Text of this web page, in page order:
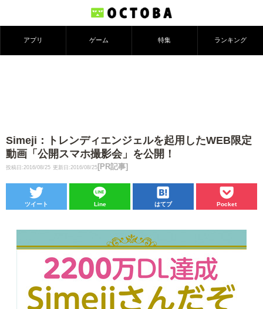
アプリ ゲーム 特集 ランキング
Simeji：トレンディエンジェルを起用したWEB限定
動画「公開スマホ撮影会」を公開！
投稿日:2016/08/25 更新日:2016/08/25 [PR記事]
ツイート Line はてブ Pocket